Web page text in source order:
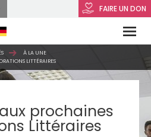
FAIRE UN DON
À LA UNE
LITTÉRAIRES
prochaines
Littéraires